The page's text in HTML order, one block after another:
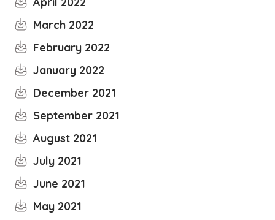
March 2022
February 2022
January 2022
December 2021
September 2021
August 2021
July 2021
June 2021
May 2021